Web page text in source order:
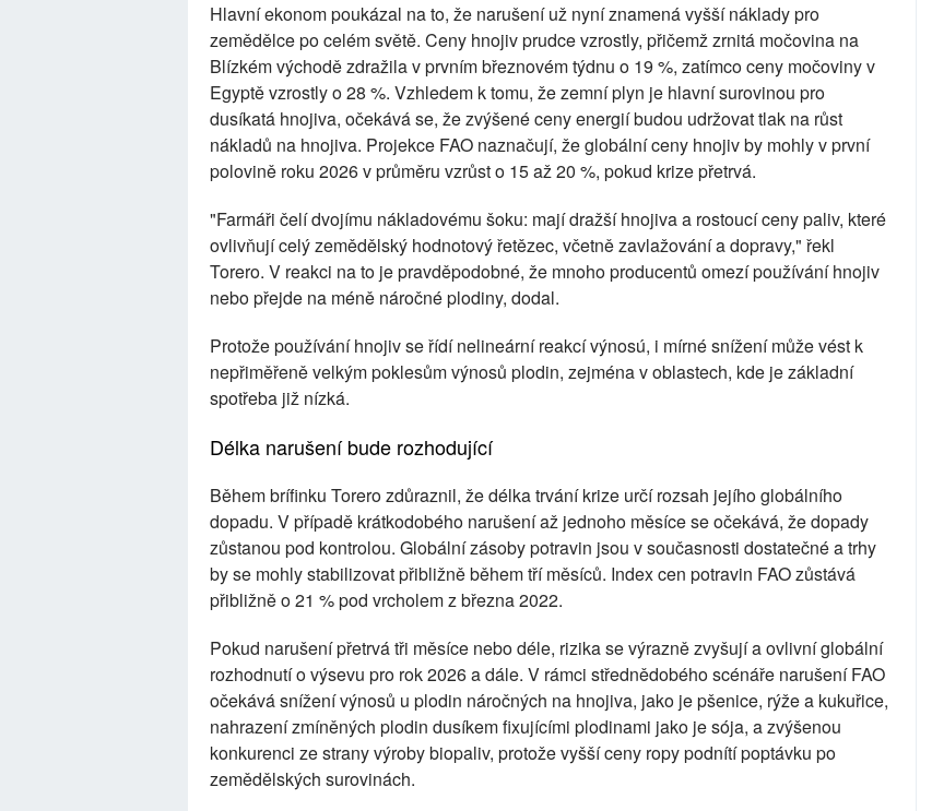
Hlavní ekonom poukázal na to, že narušení už nyní znamená vyšší náklady pro
zemědělce po celém světě. Ceny hnojiv prudce vzrostly, přičemž zrnitá močovina na
Blízkém východě zdražila v prvním březnovém týdnu o 19 %, zatímco ceny močoviny v
Egyptě vzrostly o 28 %. Vzhledem k tomu, že zemní plyn je hlavní surovinou pro
dusíkatá hnojiva, očekává se, že zvýšené ceny energií budou udržovat tlak na růst
nákladů na hnojiva. Projekce FAO naznačují, že globální ceny hnojiv by mohly v první
polovině roku 2026 v průměru vzrůst o 15 až 20 %, pokud krize přetrvá.
"Farmáři čelí dvojímu nákladovému šoku: mají dražší hnojiva a rostoucí ceny paliv, které
ovlivňují celý zemědělský hodnotový řetězec, včetně zavlažování a dopravy," řekl
Torero. V reakci na to je pravděpodobné, že mnoho producentů omezí používání hnojiv
nebo přejde na méně náročné plodiny, dodal.
Protože používání hnojiv se řídí nelineární reakcí výnosú, i mírné snížení může vést k
nepřiměřeně velkým poklesům výnosů plodin, zejména v oblastech, kde je základní
spotřeba již nízká.
Délka narušení bude rozhodující
Během brífinku Torero zdůraznil, že délka trvání krize určí rozsah jejího globálního
dopadu. V případě krátkodobého narušení až jednoho měsíce se očekává, že dopady
zůstanou pod kontrolou. Globální zásoby potravin jsou v současnosti dostatečné a trhy
by se mohly stabilizovat přibližně během tří měsíců. Index cen potravin FAO zůstává
přibližně o 21 % pod vrcholem z března 2022.
Pokud narušení přetrvá tři měsíce nebo déle, rizika se výrazně zvyšují a ovlivní globální
rozhodnutí o výsevu pro rok 2026 a dále. V rámci střednědobého scénáře narušení FAO
očekává snížení výnosů u plodin náročných na hnojiva, jako je pšenice, rýže a kukuřice,
nahrazení zmíněných plodin dusíkem fixujícími plodinami jako je sója, a zvýšenou
konkurenci ze strany výroby biopaliv, protože vyšší ceny ropy podnítí poptávku po
zemědělských surovinách.